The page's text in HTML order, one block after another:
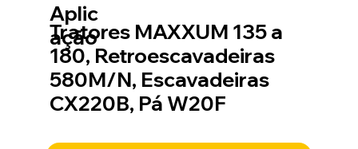
Aplic
ação
Tratores MAXXUM 135 a
180, Retroescavadeiras
580M/N, Escavadeiras
CX220B, Pá W20F